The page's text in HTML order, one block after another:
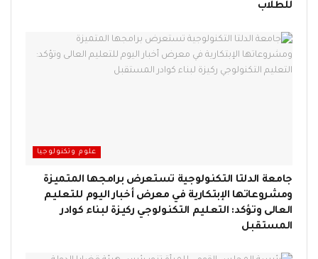
للطلاب
علوم وتكنولوجيا
جامعة الدلتا التكنولوجية تستعرض برامجها المتميزة
ومشروعاتها الإبتكارية في معرض أخبار اليوم للتعليم
العالى وتؤكد: التعليم التكنولوجي ركيزة لبناء كوادر
المستقبل